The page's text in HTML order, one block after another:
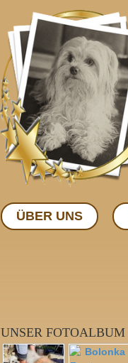
ÜBER UNS
UNSER FOTOALBUM